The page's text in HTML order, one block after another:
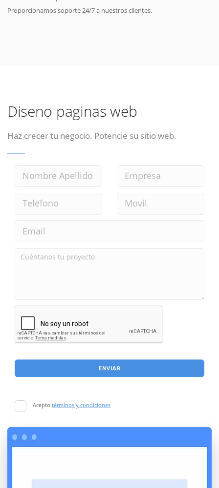
Proporcionamos soporte 24/7 a nuestros clientes.
Diseno paginas web
Haz crecer tu negocio. Potencie su sitio web.
ENVIAR
Acepto términos y condiciones